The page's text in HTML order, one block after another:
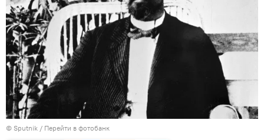
© Sputnik / Перейти в фотобанк